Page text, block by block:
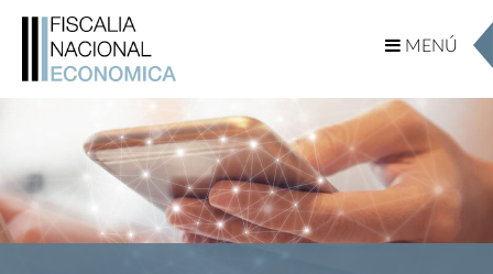
MENÚ
MENÚ